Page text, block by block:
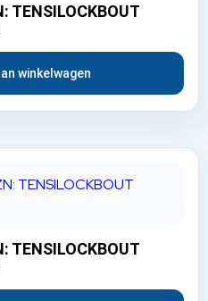
TENSILOCKBOUT
winkelwagen
TENSILOCKBOUT